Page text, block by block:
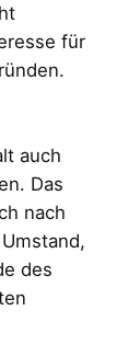
für
auch
Das
nach
des